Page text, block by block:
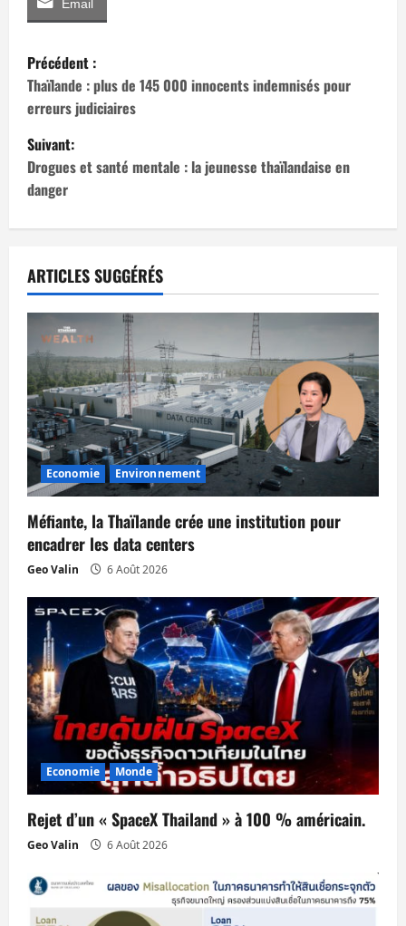
Email
N
a
v
i
g
t
i
o
n
d
a
r
t
i
c
l
e
Précédent :
Thaïlande : plus de 145 000 innocents indemnisés pour
erreurs judiciaires
Suivant:
Drogues et santé mentale : la jeunesse thaïlandaise en
danger
ARTICLES SUGGÉRÉS
Economie Environnement
Méfiante, la Thaïlande crée une institution pour
encadrer les data centers
Geo Valin 6 Août 2026
Economie Monde
Rejet d’un « SpaceX Thailand » à 100 % américain.
Geo Valin 6 Août 2026